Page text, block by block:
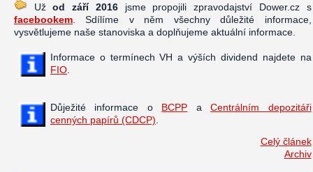
Užod září 2016jsme propojili zpravodajství Dower.cz s
facebookem . Sdílíme v něm všechny důležité informace,
vysvětlujeme naše stanoviska a doplňujeme aktuální informace.
Informace o termínech VH a výších dividend najdete na
FIO
Důježité informace o BCPP aCentrálním depozitáři
cenných papírů (CDCP)
Celý článek
Archiv